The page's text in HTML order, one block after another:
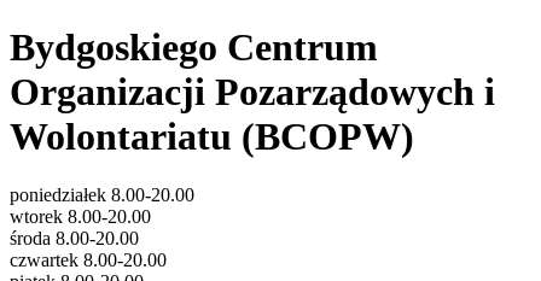
Bydgoskiego Centrum
Organizacji Pozarządowych i
Wolontariatu (BCOPW)
poniedziałek 8.00-20.00
wtorek 8.00-20.00
środa 8.00-20.00
czwartek 8.00-20.00